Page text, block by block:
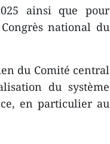
ainsi que pour
national du
du Comité central
du système
en particulier au